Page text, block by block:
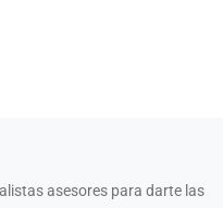
asesores para darte las